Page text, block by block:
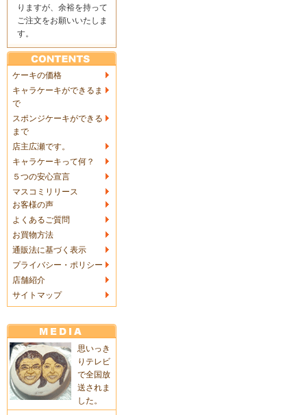
りますが、余裕を持って
ご注文をお願いいたしま
す。
ケーキの価格
キャラケーキができるま
で
スポンジケーキができる
まで
店主広瀬です。
キャラケーキって何？
５つの安心宣言
マスコミリリース
お客様の声
よくあるご質問
お買物方法
通販法に基づく表示
プライバシー・ポリシー
店舗紹介
サイトマップ
思いっき
りテレビ
で全国放
送されま
した。